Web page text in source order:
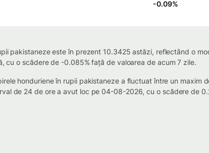
-0.09%
pakistaneze este în prezent 10.3425 astăzi, reflectând o
cu o scădere de -0.085% față de valoarea de acum 7 zile.
honduriene în rupii pakistaneze a fluctuat între un
de 24 de ore a avut loc pe 04-08-2026, cu o scădere de